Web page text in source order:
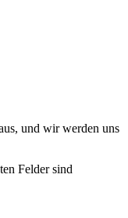
und wir werden uns
Felder sind